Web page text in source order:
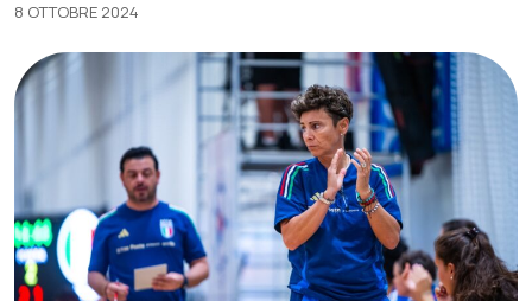
8 OTTOBRE 2024